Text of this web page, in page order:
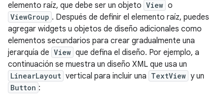
elemento raíz, que debe ser un objeto View o
ViewGroup . Después de definir el elemento raíz, puedes
agregar widgets u objetos de diseño adicionales como
elementos secundarios para crear gradualmente una
jerarquía de View que defina el diseño. Por ejemplo, a
continuación se muestra un diseño XML que usa un
LinearLayout vertical para incluir una TextView y un
Button :